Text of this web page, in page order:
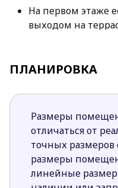
На первом этаже
выходом на
столовой с
бытовое
лестницей.
свет проникает
их уютом и теплом.
На мансарде
комфортабельных
спальню с
гардеробной и
просторную
ПЛАНИРОВКА
Размеры
отличаться от
точных
размеры
линейные